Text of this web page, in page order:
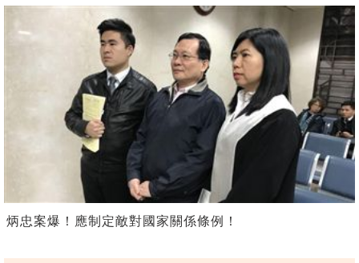
炳忠案爆！應制定敵對國家關係條例！